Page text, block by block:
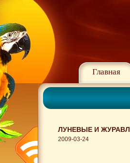
Главная
ЛУНЕВЫЕ И
2009-03-24